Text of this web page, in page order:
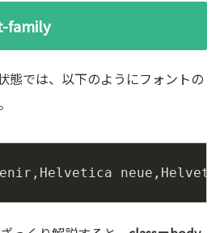
family
態では、以下のようにフォントの